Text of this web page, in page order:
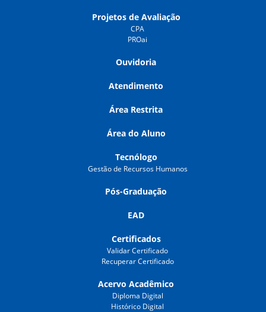
Projetos de Avaliação
CPA
PROai
Ouvidoria
Atendimento
Área Restrita
Área do Aluno
Tecnólogo
Gestão de Recursos Humanos
Pós-Graduação
EAD
Certificados
Validar Certificado
Recuperar Certificado
Acervo Acadêmico
Diploma Digital
Histórico Digital